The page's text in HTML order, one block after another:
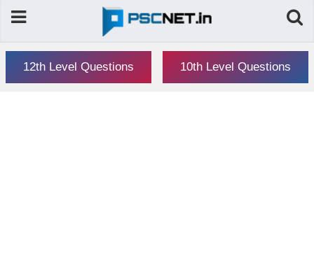
12th Level Questions 10th Level Questions